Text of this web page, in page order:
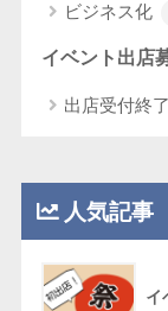
ビジネス化
イベント出店
出店受付終了
人気記事
イ